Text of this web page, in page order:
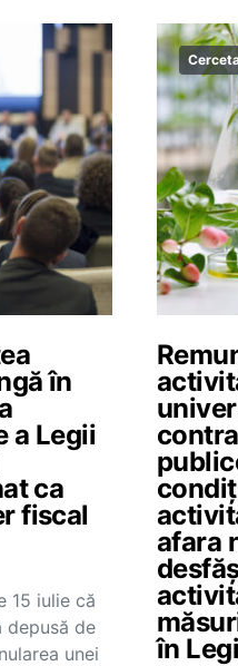
în
a Legii
ca
fiscal
15 iulie că
depusă de
unei
afara
în